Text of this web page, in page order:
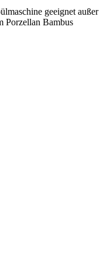
geeignet außer
Porzellan Bambus